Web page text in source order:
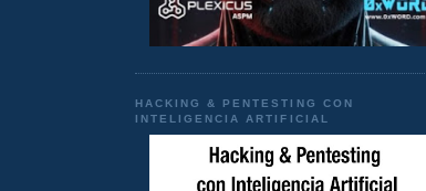
HACKING & PENTESTING CON
INTELIGENCIA ARTIFICIAL